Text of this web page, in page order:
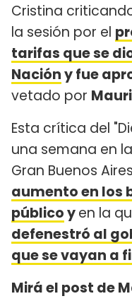
Cristina
la sesión por el
tarifas que se
Nacióny fue
vetado por
Esta crítica del
una semana en
Gran Buenos Aires
aumento en los
públicoyen la
defenestró al
que se vayan a
Mirá el post de